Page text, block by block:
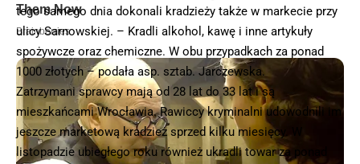
tego samego dnia dokonali kradzieży także w markecie przy
ulicy Sarnowskiej. – Kradli alkohol, kawę i inne artykuły
spożywcze oraz chemiczne. W obu przypadkach za ponad
1000 złotych – podała asp. sztab. Jarczewska.
Zatrzymani sprawcy mają od 28 lat do 33 lat i są
mieszkańcami Wrocławia. Rawiccy kryminalni udowodnili im
jeszcze marketową kradzież sprzed kilku miesięcy. W
listopadzie ubiegłego roku również ukradli towar za ponad